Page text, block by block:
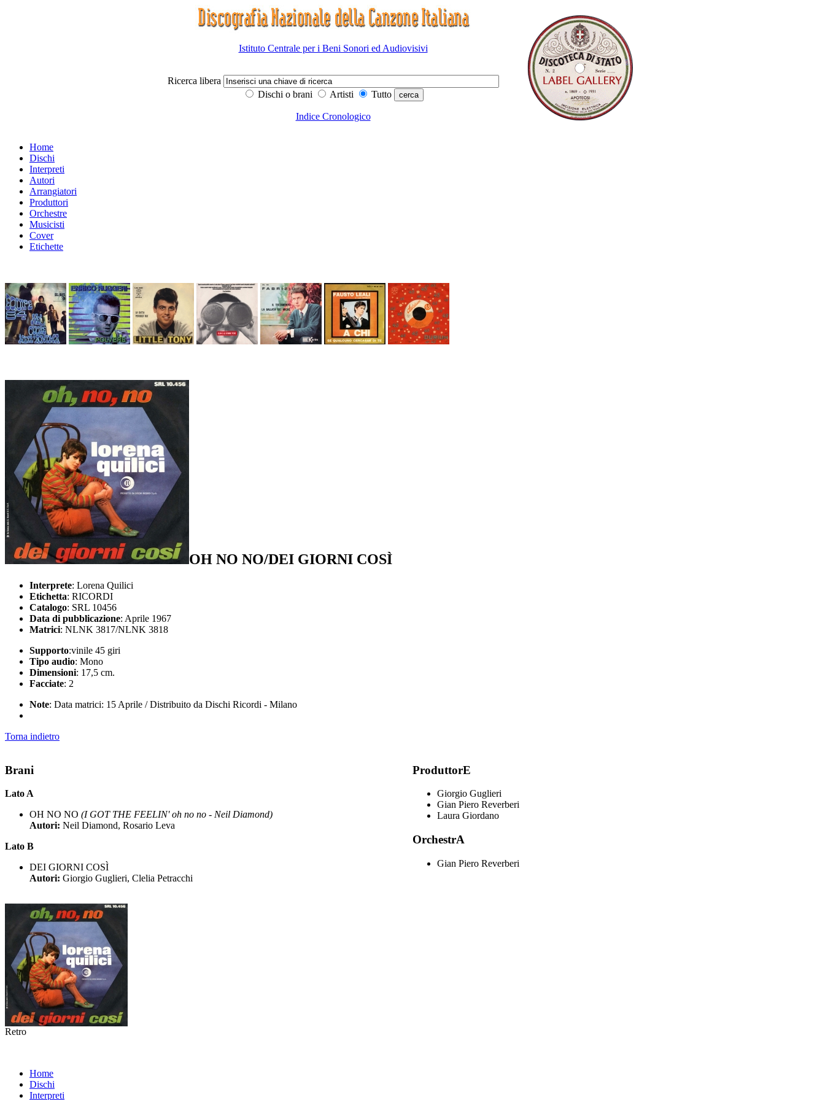
Istituto Centrale per i Beni Sonori ed Audiovisivi
Ricerca libera
Dischi o brani
Artisti Tutto
Indice Cronologico
Home
Dischi
Interpreti
Autori
Arrangiatori
Produttori
Orchestre
Musicisti
Cover
Etichette
OH NO NO/DEI GIORNI COSÌ
Interprete: Lorena Quilici
Etichetta: RICORDI
Catalogo: SRL 10456
Data di pubblicazione: Aprile 1967
Matrici: NLNK 3817/NLNK 3818
Supporto:vinile 45 giri
Tipo audio: Mono
Dimensioni: 17,5 cm.
Facciate: 2
Note: Data matrici: 15 Aprile / Distribuito da Dischi Ricordi - Milano
Torna indietro
Brani
Lato A
OH NO NO (I GOT THE FEELIN' oh no no - Neil Diamond)
Autori: Neil Diamond, Rosario Leva
Lato B
DEI GIORNI COSÌ
Autori: Giorgio Guglieri, Clelia Petracchi
ProduttorE
Giorgio Guglieri
Gian Piero Reverberi
Laura Giordano
OrchestrA
Gian Piero Reverberi
Retro
Home
Dischi
Interpreti